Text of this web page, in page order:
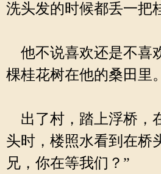
洗头发的时候都丢一把
他不说喜欢还是不喜
棵桂花树在他的桑田里。
出了村，踏上浮桥，
头时，楼照水看到在桥
兄，你在等我们？”